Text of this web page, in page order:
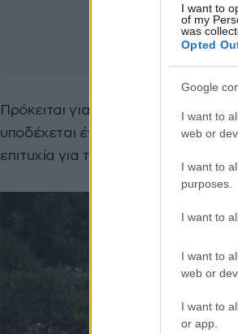
I want to
of my
was
Opted
Google
I want to
web or
I want to
purposes.
I want to
I want to
web or
I want to
or app.
Πρόκειται για μια πρωτότυπη
υποδέχεται έναν καλοκαιρινό»
επιτυχία για τη Μύκονο και την